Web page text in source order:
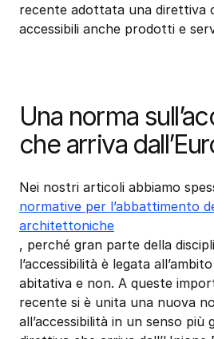
recente adottata una direttiva
accessibili anche prodotti e
Una norma
che arriva
Nei nostri articoli abbiamo
normative per l’abbattimento
architettoniche
, perché gran parte della
l’accessibilità è legata all’ambito
abitativa e non. A queste
recente si è unita una nuova
all’accessibilità in un senso più